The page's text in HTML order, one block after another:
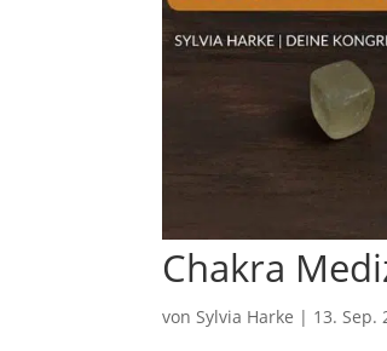
Chakra
von Sylvia Harke | 13. Sep.